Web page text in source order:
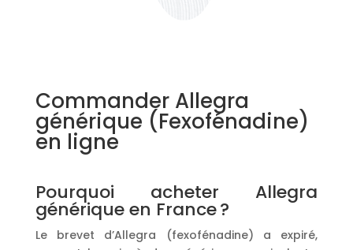
Commander Allegra
générique (Fexofénadine)
en ligne
Pourquoi acheter Allegra
générique en France ?
Le brevet d’Allegra (fexofénadine) a expiré,